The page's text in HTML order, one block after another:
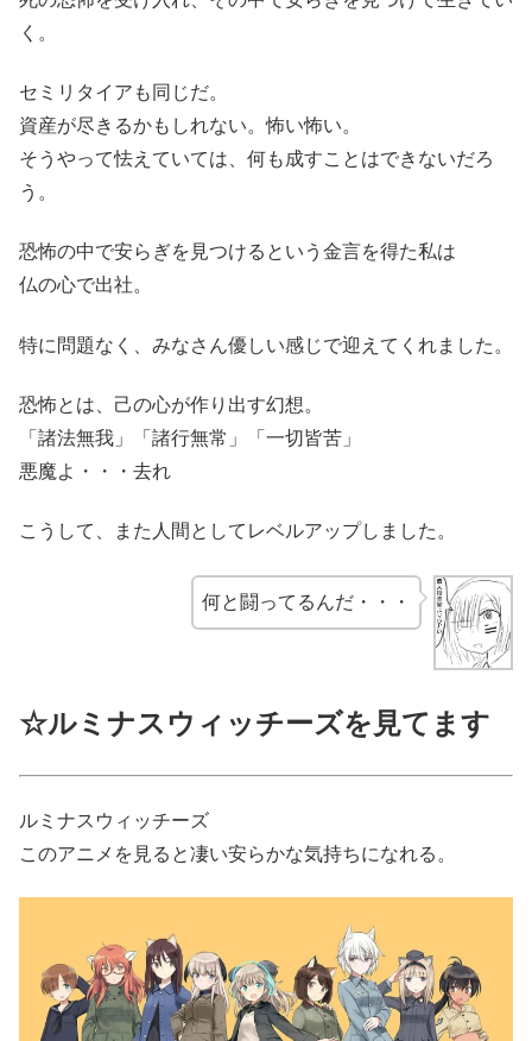
く。
セミリタイアも同じだ。
資産が尽きるかもしれない。怖い怖い。
そうやって怯えていては、何も成すことはできないだろ
う。
恐怖の中で安らぎを見つけるという金言を得た私は
仏の心で出社。
特に問題なく、みなさん優しい感じで迎えてくれました。
恐怖とは、己の心が作り出す幻想。
「諸法無我」「諸行無常」「一切皆苦」
悪魔よ・・・去れ
こうして、また人間としてレベルアップしました。
何と闘ってるんだ・・・
☆ルミナスウィッチーズを見てます
ルミナスウィッチーズ
このアニメを見ると凄い安らかな気持ちになれる。